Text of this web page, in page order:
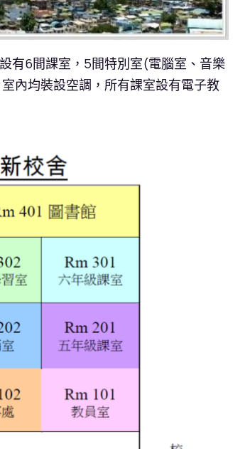
有6間課室，5間特別室(電腦室、音樂
內均裝設空調，所有課室設有電子教